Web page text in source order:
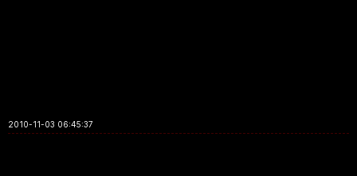
2010-11-03 06:45:37